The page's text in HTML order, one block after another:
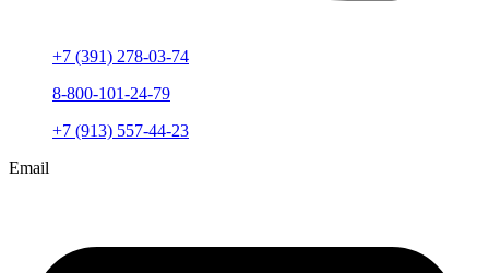
+7 (391) 278-03-74
8-800-101-24-79
+7 (913) 557-44-23
Email